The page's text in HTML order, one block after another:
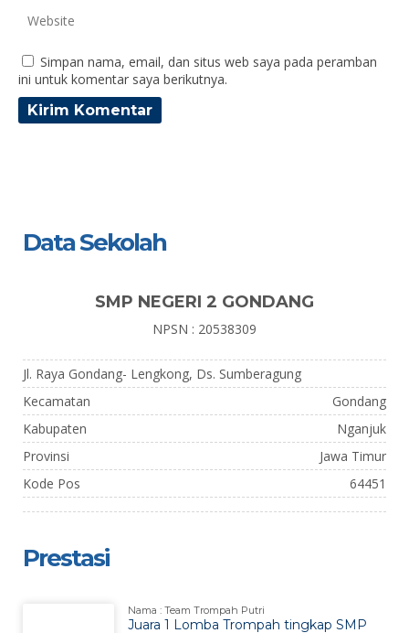
Simpan nama, email, dan situs web saya pada peramban
ini untuk komentar saya berikutnya.
Data Sekolah
SMP NEGERI 2 GONDANG
NPSN : 20538309
Jl. Raya Gondang- Lengkong, Ds. Sumberagung
Kecamatan
Gondang
Kabupaten
Nganjuk
Provinsi
Jawa Timur
Kode Pos
64451
Prestasi
Nama : Team Trompah Putri
Juara 1 Lomba Trompah tingkap SMP